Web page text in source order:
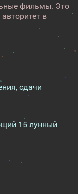
фильмы. Это
в
сдачи
15 лунный